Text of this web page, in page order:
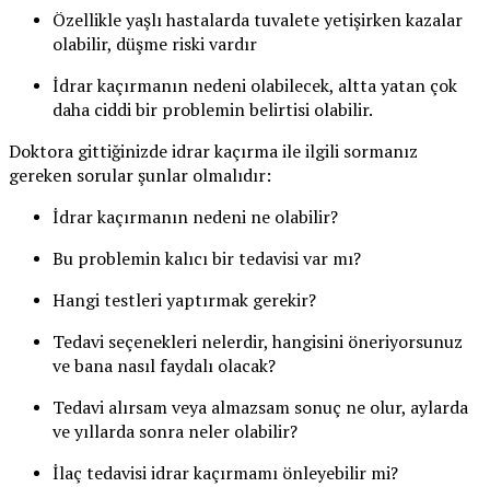
Özellikle yaşlı hastalarda tuvalete yetişirken kazalar
olabilir, düşme riski vardır
İdrar kaçırmanın nedeni olabilecek, altta yatan çok
daha ciddi bir problemin belirtisi olabilir.
Doktora gittiğinizde idrar kaçırma ile ilgili sormanız
gereken sorular şunlar olmalıdır:
İdrar kaçırmanın nedeni ne olabilir?
Bu problemin kalıcı bir tedavisi var mı?
Hangi testleri yaptırmak gerekir?
Tedavi seçenekleri nelerdir, hangisini öneriyorsunuz
ve bana nasıl faydalı olacak?
Tedavi alırsam veya almazsam sonuç ne olur, aylarda
ve yıllarda sonra neler olabilir?
İlaç tedavisi idrar kaçırmamı önleyebilir mi?